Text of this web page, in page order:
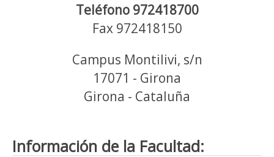
Teléfono 972418700
Fax 972418150
Campus Montilivi, s/n
17071 - Girona
Girona - Cataluña
Información de la Facultad: